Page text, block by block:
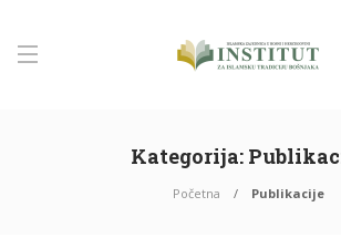
Kategorija:
Početna Publikacije